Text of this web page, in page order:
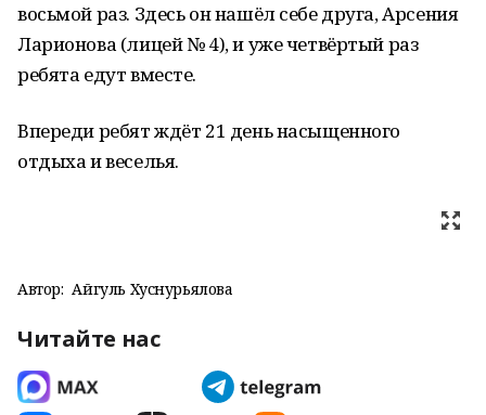
восьмой раз. Здесь он нашёл себе друга, Арсения
Ларионова (лицей № 4), и уже четвёртый раз
ребята едут вместе.
Впереди ребят ждёт 21 день насыщенного
отдыха и веселья.
Автор: Айгуль Хуснурьялова
Читайте нас